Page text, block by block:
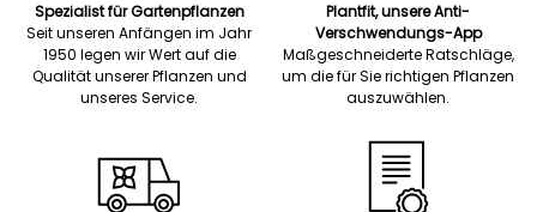
Spezialist für Gartenpflanzen
Seit unseren Anfängen im Jahr
1950 legen wir Wert auf die
Qualität unserer Pflanzen und
unseres Service.
Plantfit, unsere Anti-
Verschwendungs-App
Maßgeschneiderte Ratschläge,
um die für Sie richtigen Pflanzen
auszuwählen.